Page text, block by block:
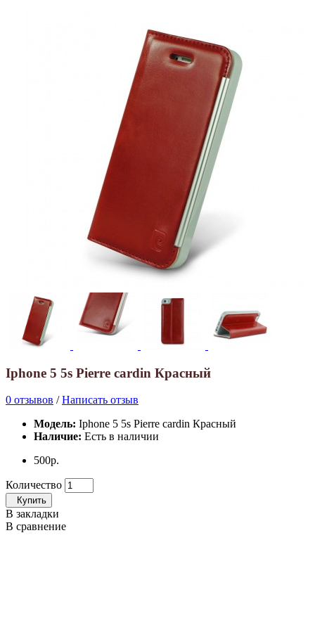
Iphone 5 5s Pierre cardin Красный
0 отзывов /Написать отзыв
Модель: Iphone 5 5s Pierre cardin Красный
Наличие: Есть в наличии
500р.
Количество
Купить
В закладки
В сравнение